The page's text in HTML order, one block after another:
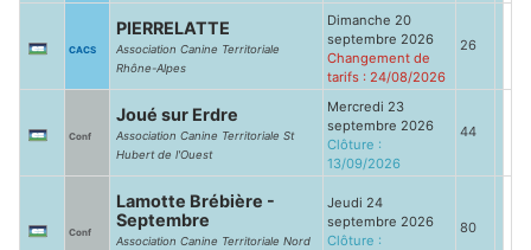
CACS
PIERRELATTE
Association Canine Territoriale
Rhône-Alpes
Dimanche 20
septembre 2026
Changement de
tarifs : 24/08/2026
26
Conf
Joué sur Erdre
Association Canine Territoriale St
Hubert de l'Ouest
Mercredi 23
septembre 2026
Clôture :
13/09/2026
44
Conf
Lamotte Brébière -
Septembre
Association Canine Territoriale Nord
Jeudi 24
septembre 2026
Clôture :
80